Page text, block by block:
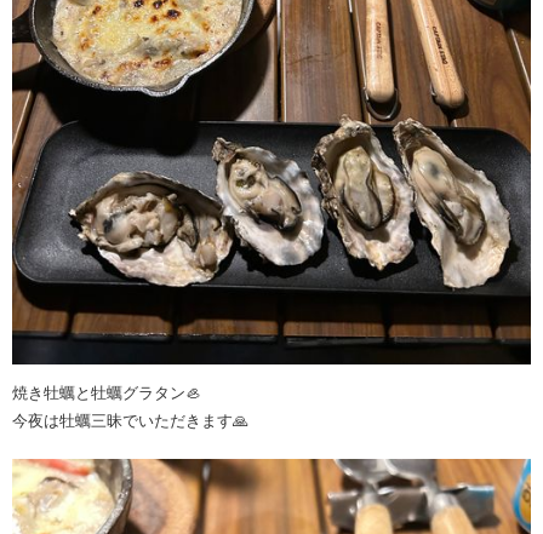
焼き牡蠣と牡蠣グラタン🦪
今夜は牡蠣三昧でいただきます🙏